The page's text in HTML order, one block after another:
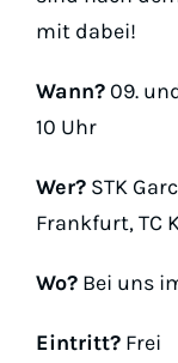
mit dabei!
Wann? 09.
10 Uhr
Wer? STK
Frankfurt, TC
Wo? Bei uns
Eintritt? Frei